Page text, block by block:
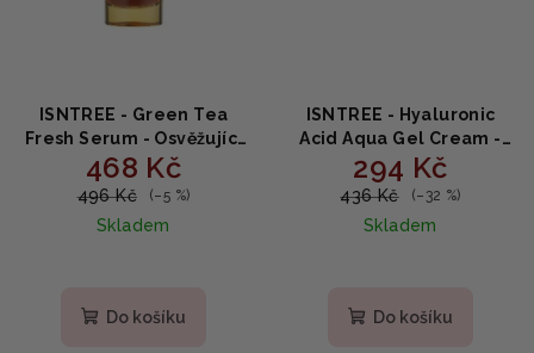
ISNTREE - Green Tea
Fresh Serum - Osvěžující
sérum se zeleným čajem
50ml
468 Kč
496 Kč (–5 %)
Skladem
Do košíku
ISNTREE - Hyaluronic
Acid Aqua Gel Cream -
Hydratační gelový krém
s kyselinou hyaluronovou
294 Kč
436 Kč (–32 %)
Skladem
Do košíku